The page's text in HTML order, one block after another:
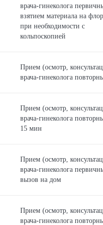
врача-гинеколога
взятием материала на
при необходимости с
кольпоскопией
Прием (осмотр,
врача-гинеколога
Прием (осмотр,
врача-гинеколога
15 мин
Прием (осмотр,
врача-гинеколога
вызов на дом
Прием (осмотр,
врача-гинеколога